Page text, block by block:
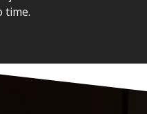
time.